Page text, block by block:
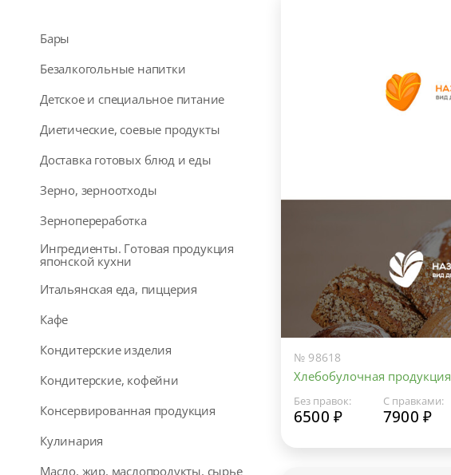
Бары
Безалкогольные напитки
Детское и специальное питание
Диетические, соевые продукты
Доставка готовых блюд и еды
Зерно, зерноотходы
Зернопереработка
Ингредиенты. Готовая продукция
японской кухни
Итальянская еда, пиццерия
Кафе
Кондитерские изделия
Кондитерские, кофейни
Консервированная продукция
Кулинария
Масло, жир, маслопродукты, сырье
№ 98618
Хлебобулочная продукция
Без правок:
6500 ₽
С правками:
7900 ₽